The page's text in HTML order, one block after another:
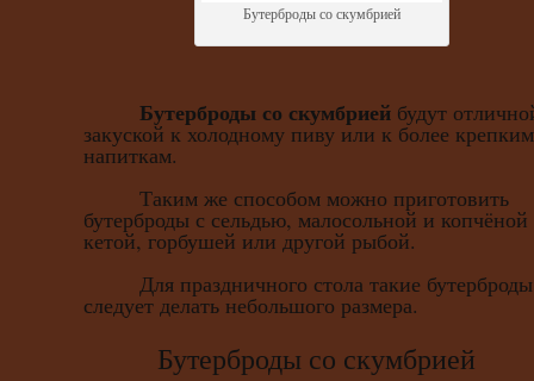
Бутерброды со скумбрией
Бутерброды со скумбрией будут
закуской к холодному пиву или к более крепким
напиткам.
Таким же способом можно приготовить
бутерброды с сельдью, малосольной и копчёной
кетой, горбушей или другой рыбой.
Для праздничного стола такие бутерброды
следует делать небольшого размера.
Бутерброды со скумбрией